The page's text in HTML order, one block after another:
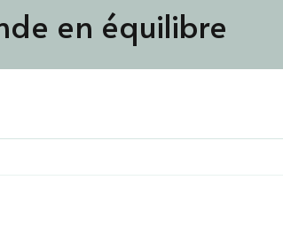
en équilibre